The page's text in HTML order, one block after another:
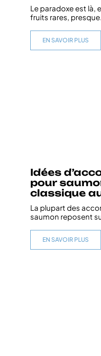
Le paradoxe est là,
fruits rares, presque
EN SAVOIR PLUS
Idées
pour
classique
La plupart des
saumon reposent
EN SAVOIR PLUS